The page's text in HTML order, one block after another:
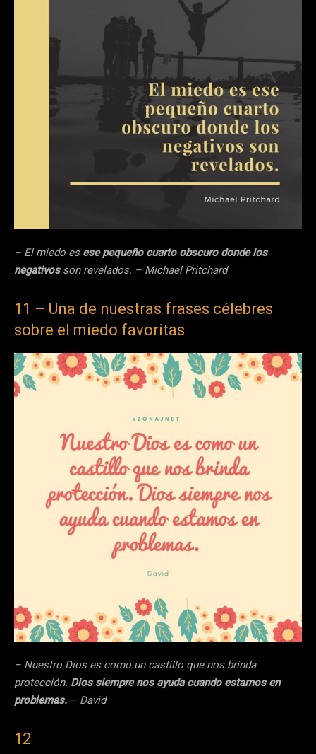
– El miedo esese pequeño cuarto obscuro donde los
negativosson revelados. – Michael Pritchard
11 – Una de nuestras frases célebres
sobre el miedo favoritas
– Nuestro Dios es como un castillo que nos brinda
protección. Dios siempre nos ayuda cuando estamos en
problemas. – David
12